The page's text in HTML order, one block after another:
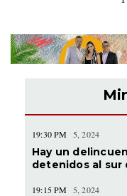
19:30 PM 5, 2024
Hay un
detenidos al sur
19:15 PM 5, 2024